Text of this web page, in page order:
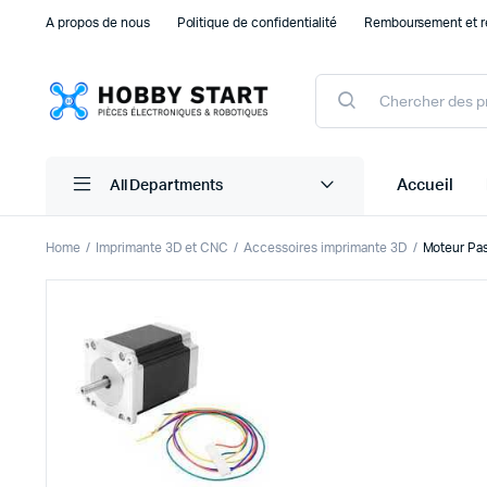
A propos de nous Politique de confidentialité Remboursement et
Products
search
All Departments Accueil
Accessoires arduino
Accessoires Drones
Accessoires Raspberry Pi
Autre Electronique
Composants Electroniques
Home Imprimante 3D et CNC Accessoires imprimante 3D Moteur